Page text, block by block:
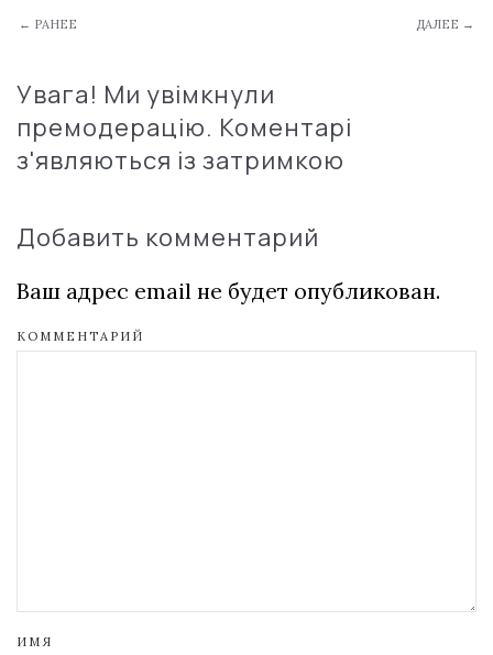
← РАНЕЕ ДАЛЕЕ →
Увага! Ми увімкнули
премодерацію. Коментарі
з'являються із затримкою
Добавить комментарий
Ваш адрес email не будет опубликован.
КОММЕНТАРИЙ
ИМЯ